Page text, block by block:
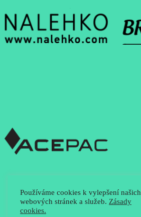
Používáme cookies k vylepšení našich
webových stránek a služeb. Zásady
cookies.